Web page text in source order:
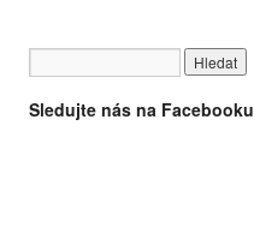
Sledujte nás na Facebooku